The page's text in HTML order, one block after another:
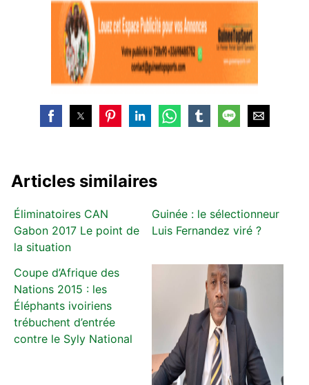
Articles similaires
Éliminatoires CAN
Gabon 2017 Le point de
la situation
Guinée : le sélectionneur
Luis Fernandez viré ?
Coupe d’Afrique des
Nations 2015 : les
Éléphants ivoiriens
trébuchent d’entrée
contre le Syly National